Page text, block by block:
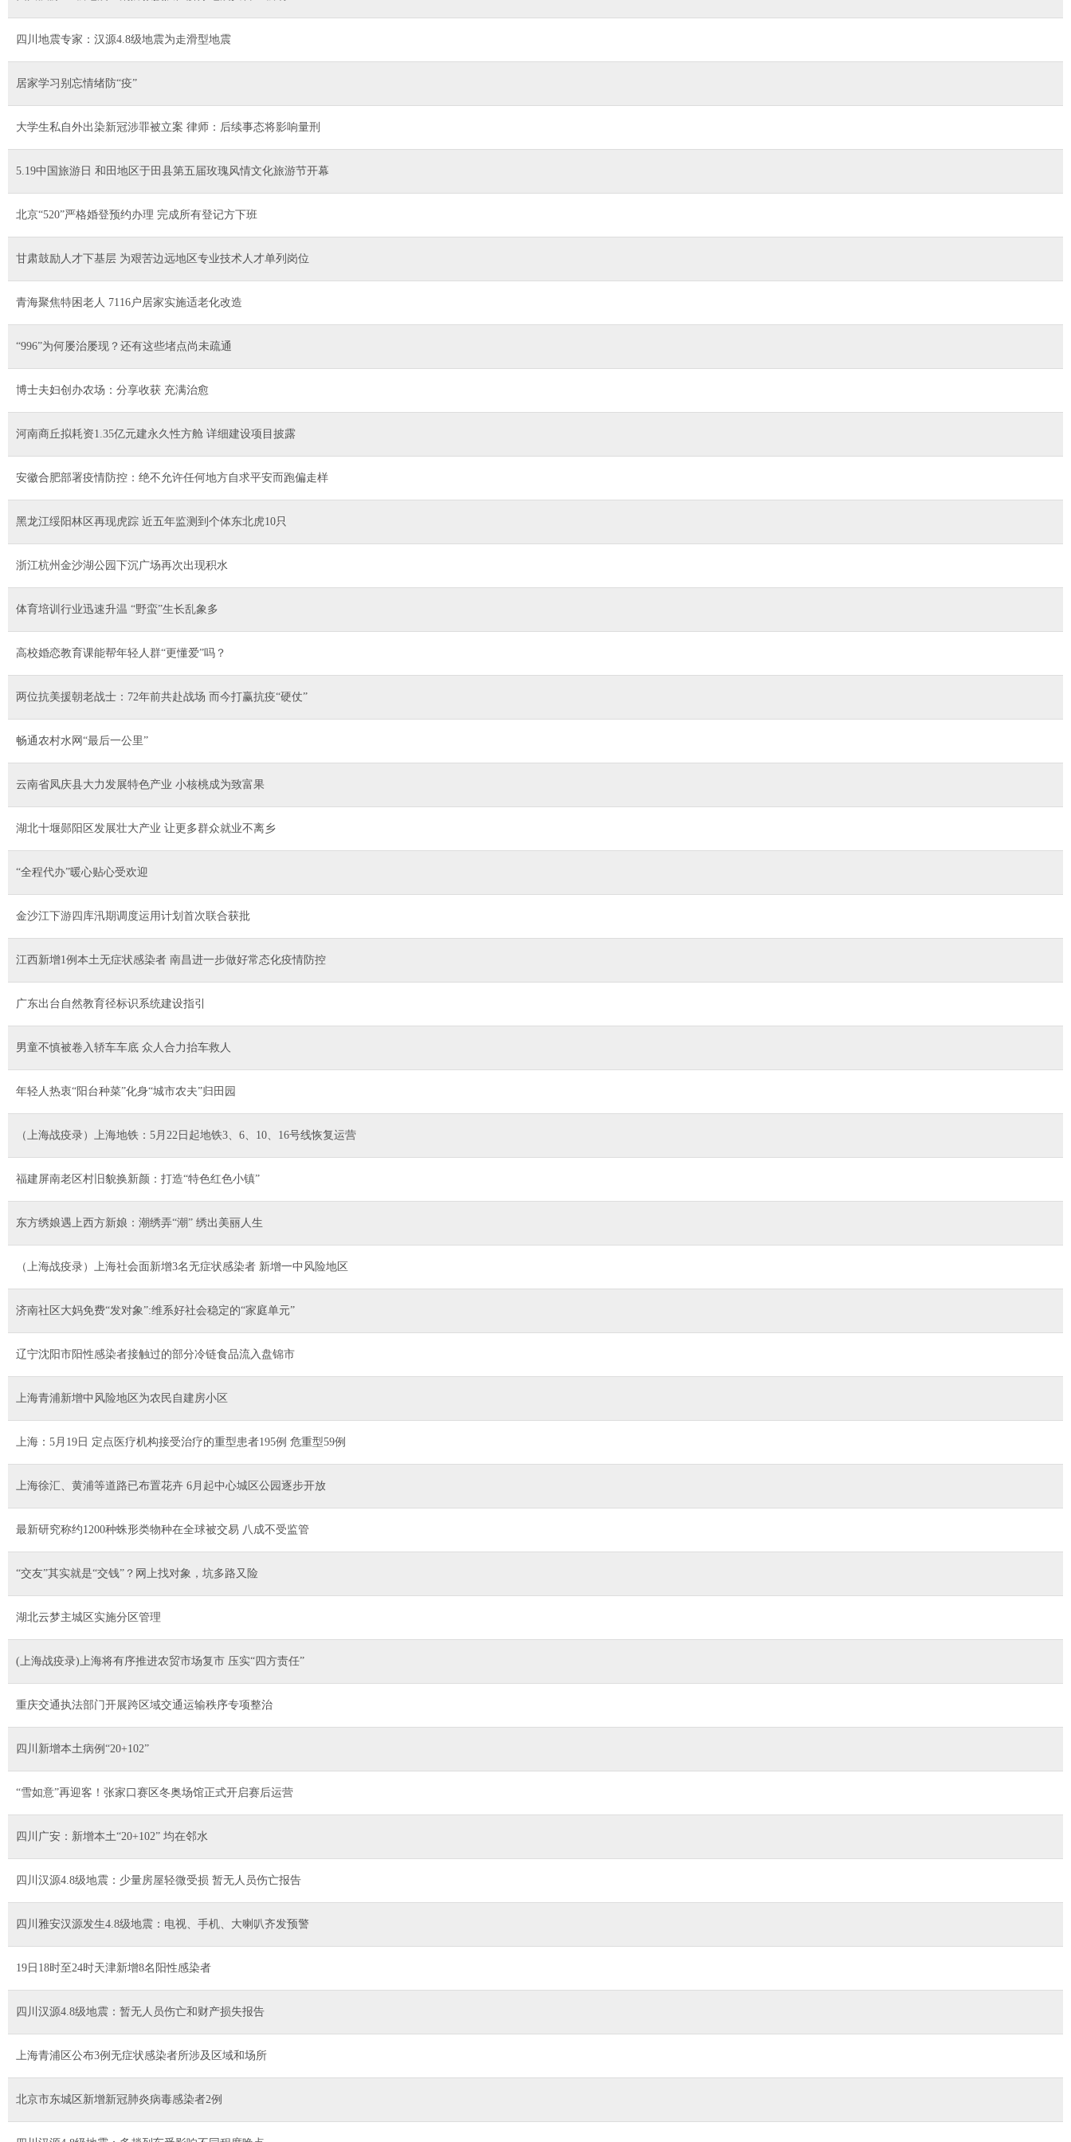
四川地震专家：汉源4.8级地震为走滑型地震
居家学习别忘情绪防“疫”
大学生私自外出染新冠涉罪被立案 律师：后续事态将影响量刑
5.19中国旅游日 和田地区于田县第五届玫瑰风情文化旅游节开幕
北京“520”严格婚登预约办理 完成所有登记方下班
甘肃鼓励人才下基层 为艰苦边远地区专业技术人才单列岗位
青海聚焦特困老人 7116户居家实施适老化改造
“996”为何屡治屡现？还有这些堵点尚未疏通
博士夫妇创办农场：分享收获 充满治愈
河南商丘拟耗资1.35亿元建永久性方舱 详细建设项目披露
安徽合肥部署疫情防控：绝不允许任何地方自求平安而跑偏走样
黑龙江绥阳林区再现虎踪 近五年监测到个体东北虎10只
浙江杭州金沙湖公园下沉广场再次出现积水
体育培训行业迅速升温 “野蛮”生长乱象多
高校婚恋教育课能帮年轻人群“更懂爱”吗？
两位抗美援朝老战士：72年前共赴战场 而今打赢抗疫“硬仗”
畅通农村水网“最后一公里”
云南省凤庆县大力发展特色产业 小核桃成为致富果
湖北十堰郧阳区发展壮大产业 让更多群众就业不离乡
“全程代办”暖心贴心受欢迎
金沙江下游四库汛期调度运用计划首次联合获批
江西新增1例本土无症状感染者 南昌进一步做好常态化疫情防控
广东出台自然教育径标识系统建设指引
男童不慎被卷入轿车车底 众人合力抬车救人
年轻人热衷“阳台种菜”化身“城市农夫”归田园
（上海战疫录）上海地铁：5月22日起地铁3、6、10、16号线恢复运营
福建屏南老区村旧貌换新颜：打造“特色红色小镇”
东方绣娘遇上西方新娘：潮绣弄“潮” 绣出美丽人生
（上海战疫录）上海社会面新增3名无症状感染者 新增一中风险地区
济南社区大妈免费“发对象”:维系好社会稳定的“家庭单元”
辽宁沈阳市阳性感染者接触过的部分冷链食品流入盘锦市
上海青浦新增中风险地区为农民自建房小区
上海：5月19日 定点医疗机构接受治疗的重型患者195例 危重型59例
上海徐汇、黄浦等道路已布置花卉 6月起中心城区公园逐步开放
最新研究称约1200种蛛形类物种在全球被交易 八成不受监管
“交友”其实就是“交钱”？网上找对象，坑多路又险
湖北云梦主城区实施分区管理
(上海战疫录)上海将有序推进农贸市场复市 压实“四方责任”
重庆交通执法部门开展跨区域交通运输秩序专项整治
四川新增本土病例“20+102”
“雪如意”再迎客！张家口赛区冬奥场馆正式开启赛后运营
四川广安：新增本土“20+102” 均在邻水
四川汉源4.8级地震：少量房屋轻微受损 暂无人员伤亡报告
四川雅安汉源发生4.8级地震：电视、手机、大喇叭齐发预警
19日18时至24时天津新增8名阳性感染者
四川汉源4.8级地震：暂无人员伤亡和财产损失报告
上海青浦区公布3例无症状感染者所涉及区域和场所
北京市东城区新增新冠肺炎病毒感染者2例